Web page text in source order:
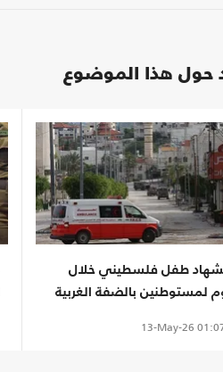
حول هذا الموضوع
طفل فلسطيني خلال
لمستوطنين بالضفة الغربية
13-May-26